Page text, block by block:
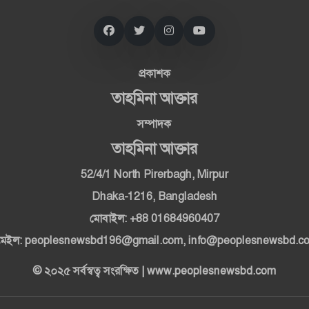
প্রকাশক
তাহমিনা আক্তার
সম্পাদক
তাহমিনা আক্তার
52/4/1 North Pirerbagh, Mirpur
Dhaka-1216, Bangladesh
মোবাইল: +88 01684960407
peoplesnewsbd196@gmail.com,
© ২০২৫ সর্বস্বত্ব সংরক্ষিত | www.peoplesnewsbd.com